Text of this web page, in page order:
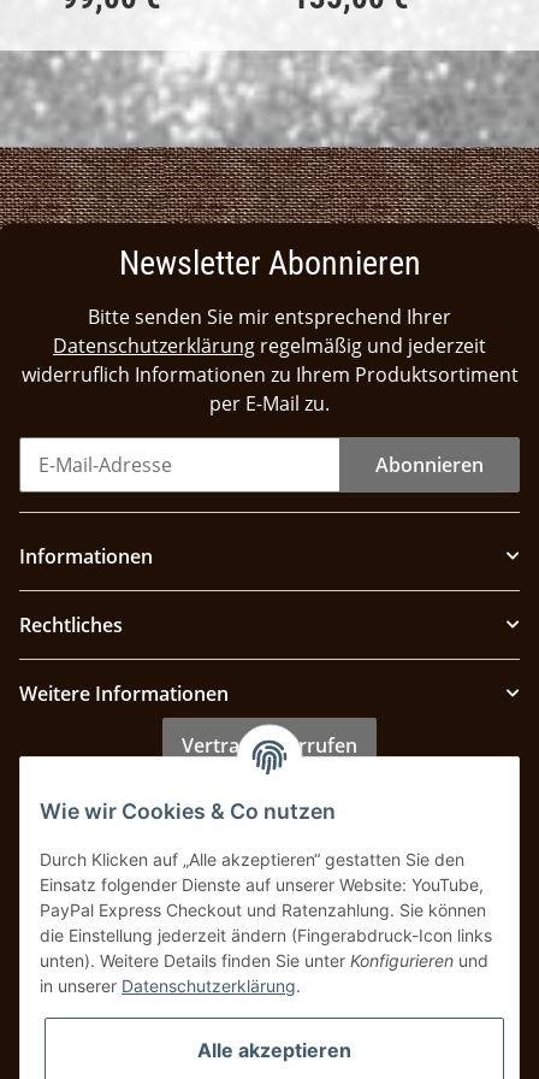
Newsletter Abonnieren
Bitte senden Sie mir entsprechend Ihrer
Datenschutzerklärung regelmäßig und jederzeit
widerruflich Informationen zu Ihrem Produktsortiment
per E-Mail zu.
Abonnieren
Informationen
Rechtliches
Weitere Informationen
Vertrag widerrufen
Zahlung & Versand
Wie wir Cookies & Co nutzen
Durch Klicken auf „Alle akzeptieren“ gestatten Sie den
Einsatz folgender Dienste auf unserer Website: YouTube,
PayPal Express Checkout und Ratenzahlung. Sie können
die Einstellung jederzeit ändern (Fingerabdruck-Icon links
unten). Weitere Details finden Sie unter Konfigurieren und
in unserer Datenschutzerklärung.
Alle akzeptieren